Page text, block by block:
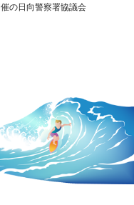
の日向警察署協議会